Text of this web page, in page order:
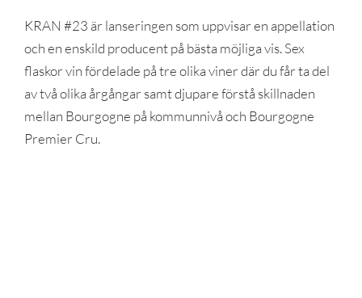
KRAN #23 är lanseringen som uppvisar en appellation
och en enskild producent på bästa möjliga vis. Sex
flaskor vin fördelade på tre olika viner där du får ta del
av två olika årgångar samt djupare förstå skillnaden
mellan Bourgogne på kommunnivå och Bourgogne
Premier Cru.